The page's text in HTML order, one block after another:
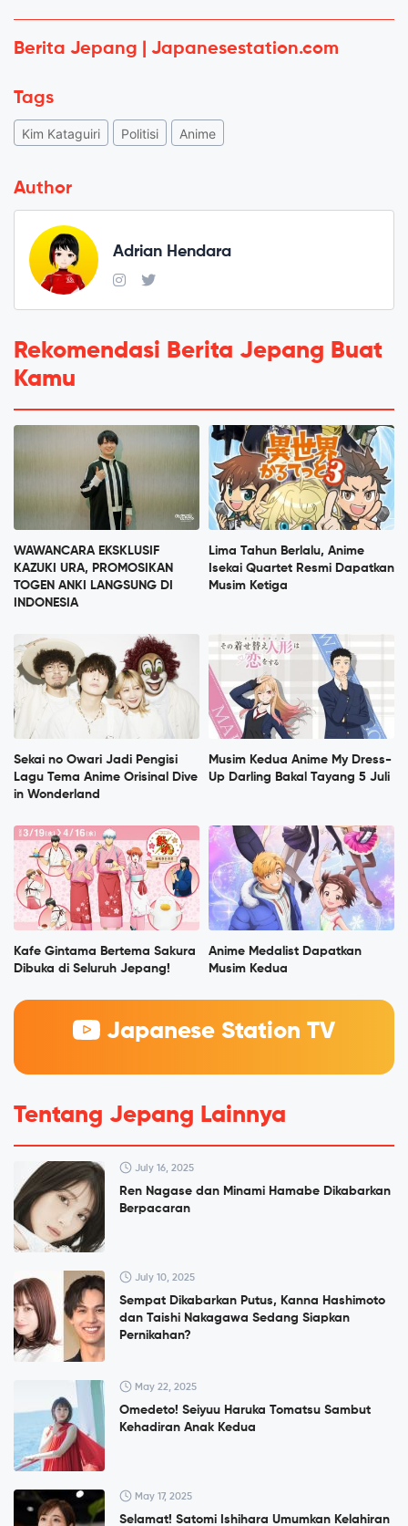
Berita Jepang | Japanesestation.com
Tags
Kim Kataguiri Politisi Anime
Author
Adrian Hendara
Rekomendasi Berita Jepang Buat
Kamu
WAWANCARA EKSKLUSIF
KAZUKI URA, PROMOSIKAN
TOGEN ANKI LANGSUNG DI
INDONESIA
Lima Tahun Berlalu, Anime
Isekai Quartet Resmi Dapatkan
Musim Ketiga
Sekai no Owari Jadi Pengisi
Lagu Tema Anime Orisinal Dive
in Wonderland
Musim Kedua Anime My Dress-
Up Darling Bakal Tayang 5 Juli
Kafe Gintama Bertema Sakura
Dibuka di Seluruh Jepang!
Anime Medalist Dapatkan
Musim Kedua
Japanese Station TV
Tentang Jepang Lainnya
July 16, 2025
Ren Nagase dan Minami Hamabe Dikabarkan
Berpacaran
July 10, 2025
Sempat Dikabarkan Putus, Kanna Hashimoto
dan Taishi Nakagawa Sedang Siapkan
Pernikahan?
May 22, 2025
Omedeto! Seiyuu Haruka Tomatsu Sambut
Kehadiran Anak Kedua
May 17, 2025
Selamat! Satomi Ishihara Umumkan Kelahiran